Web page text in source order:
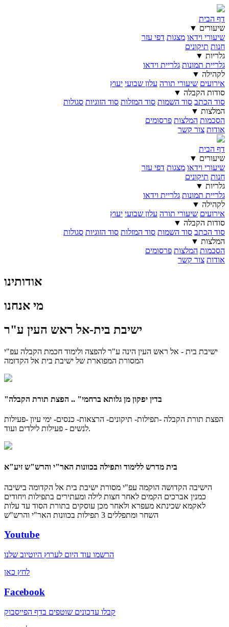
דף הבית
שיעורים ▼
שיעורי וידאו מצגות דפי עזר
חנות תיקונים
גלריות ▼
גלריית תמונות גלריית וידאו
לקהילה ▼
אירועים שיעורי תורה עלון שבועי יעוץ
סודות הקבלה ▼
סוד הכתב סוד השמות סוד המזלות סוד הזוגיות סגולות
המלצות ▼
הסכמות המלצות פרסומים
אודות צור קשר
דף הבית
שיעורים ▼
שיעורי וידאו מצגות דפי עזר
חנות תיקונים
גלריות ▼
גלריית תמונות גלריית וידאו
לקהילה ▼
אירועים שיעורי תורה עלון שבועי יעוץ
סודות הקבלה ▼
סוד הכתב סוד השמות סוד המזלות סוד הזוגיות סגולות
המלצות ▼
הסכמות המלצות פרסומים
אודות צור קשר
אודותינו
מי אנחנו
ישיבת בית-אל ראש העין ע"ר
ישיבת בית - אל ראש העין הינה ע"ר להפצה ולימוד חכמת הקבלה עפ"י
המסורת המפוארת של ישיבת בית אל הקדומה
"בדין יפקון מן גלותא ברחמי" .. הפצת תורת הקבלה
הפצת תורת הקבלה -תפילות- תיקונים- הרצאות- כנסים- ימי עיון -פעילות
לנשים - פעילות לילדים ועוד.
בית מדרש ללימוד ותפילה בכוונות האר"י והרש"ש זיע"א
הישיבה הקדושה הוקמה עפ"י מסורת ישיבת בית אל הקדומה בישיבה
כמנין אברכים הקמים לאחר חצות לילה ומעתירים בתפילות ויחודים
לאקמא שכינתא מעפרא ולאחר מכן עוסקים בתורת הסוד עד עלות
השחר ומתפללים 3 תפילות בכוונות האר"י והרש"ש
Youtube
הרשמו עוד היום לערוץ היוטיוב שלנו
לחץ כאן
Facebook
קבלו עדכונים שוטפים בדף הפייסבוק